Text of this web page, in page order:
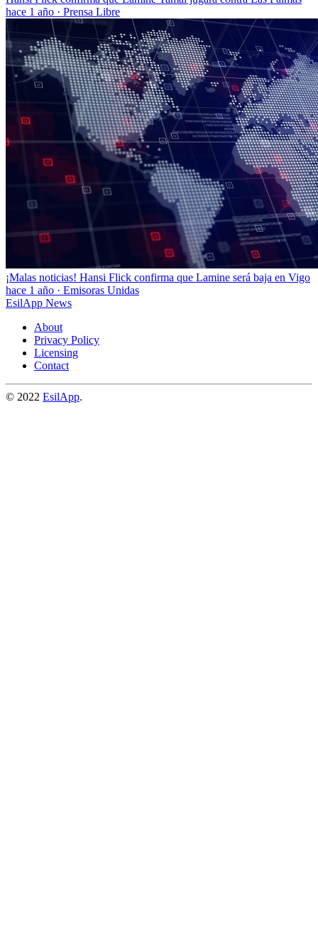
hace 1 año · Prensa Libre
¡Malas noticias! Hansi Flick confirma que Lamine será baja en Vigo
hace 1 año · Emisoras Unidas
EsilApp News
About
Privacy Policy
Licensing
Contact
© 2022 EsilApp.